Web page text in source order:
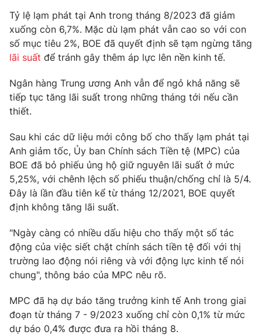
Góc doanh nghiệp
Truyền hình
Phim VTV
Hậu trường
Nhân vật
Khán giả
Giải sao mai
Giải trí
Âm nhạc
Sao
Đời sống
Du lịch
Chất lượng cuộc sống
Giáo dục
Tuyển sinh
Học trực tuyến
Công nghệ
Hitech Công nghệ tương lai
Sản phẩm
Tư vấn
Giao lưu trực tuyến
Chuyên mục khác
Emagazine Podcast
Photo Infographic
Tỷ lệ lạm phát tại Anh trong tháng 8/2023 đã giảm
xuống còn 6,7%. Mặc dù lạm phát vẫn cao so với con
số mục tiêu 2%, BOE đã quyết định sẽ tạm ngừng tăng
lãi suất để tránh gây thêm áp lực lên nền kinh tế.
Ngân hàng Trung ương Anh vẫn để ngỏ khả năng sẽ
tiếp tục tăng lãi suất trong những tháng tới nếu cần
thiết.
Sau khi các dữ liệu mới công bố cho thấy lạm phát tại
Anh giảm tốc, Ủy ban Chính sách Tiền tệ (MPC) của
BOE đã bỏ phiếu ủng hộ giữ nguyên lãi suất ở mức
5,25%, với chênh lệch số phiếu thuận/chống chỉ là 5/4.
Đây là lần đầu tiên kể từ tháng 12/2021, BOE quyết
định không tăng lãi suất.
"Ngày càng có nhiều dấu hiệu cho thấy một số tác
động của việc siết chặt chính sách tiền tệ đối với thị
trường lao động nói riêng và với động lực kinh tế nói
chung", thông báo của MPC nêu rõ.
MPC đã hạ dự báo tăng trưởng kinh tế Anh trong giai
đoạn từ tháng 7 - 9/2023 xuống chỉ còn 0,1% từ mức
dự báo 0,4% được đưa ra hồi tháng 8.